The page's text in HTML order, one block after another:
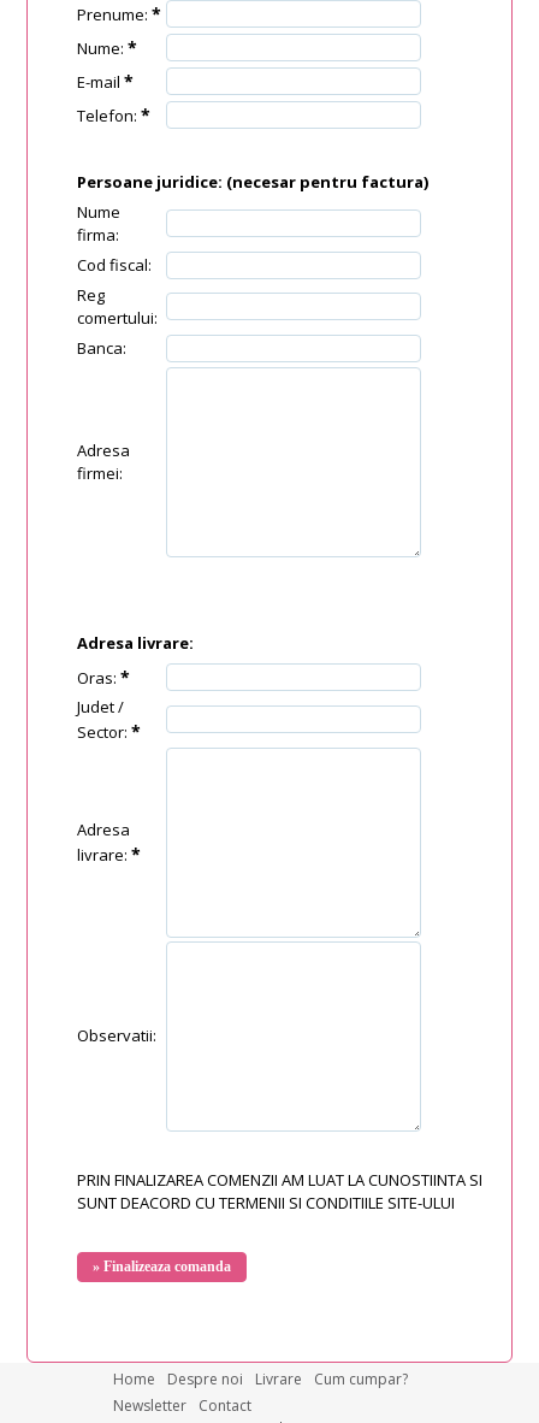
Prenume:*
Nume:*
E-mail*
Telefon:*
Persoane juridice: (necesar pentru factura)
Nume
firma:
Cod fiscal:
Reg
comertului:
Banca:
Adresa
firmei:
Adresa livrare:
Oras:*
Judet /
Sector:*
Adresa
livrare:*
Observatii:
PRIN FINALIZAREA COMENZII AM LUAT LA CUNOSTIINTA SI
SUNT DEACORD CU TERMENII SI CONDITIILE SITE-ULUI
Home Despre noi Livrare
Cum cumpar?
Newsletter
Contact